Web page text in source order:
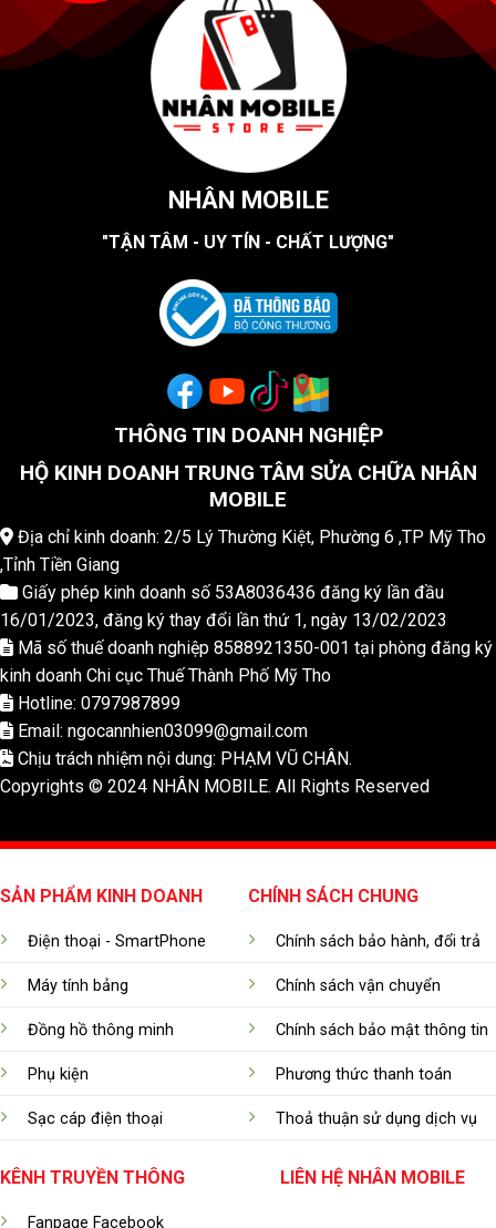
NHÂN MOBILE
"TẬN TÂM - UY TÍN - CHẤT LƯỢNG"
THÔNG TIN DOANH NGHIỆP
HỘ KINH DOANH TRUNG TÂM SỬA CHỮA NHÂN
MOBILE
Địa chỉ kinh doanh: 2/5 Lý Thường Kiệt, Phường 6 ,TP Mỹ Tho
,Tỉnh Tiền Giang
Giấy phép kinh doanh số 53A8036436 đăng ký lần đầu
16/01/2023, đăng ký thay đổi lần thứ 1, ngày 13/02/2023
Mã số thuế doanh nghiệp 8588921350-001 tại phòng đăng ký
kinh doanh Chi cục Thuế Thành Phố Mỹ Tho
Hotline: 0797987899
Email: ngocannhien03099@gmail.com
Chịu trách nhiệm nội dung: PHẠM VŨ CHÂN.
Copyrights © 2024 NHÂN MOBILE. All Rights Reserved
SẢN PHẨM KINH DOANH
Điện thoại - SmartPhone
Máy tính bảng
Đồng hồ thông minh
Phụ kiện
Sạc cáp điện thoại
CHÍNH SÁCH CHUNG
Chính sách bảo hành, đổi trả
Chính sách vận chuyển
Chính sách bảo mật thông tin
Phương thức thanh toán
Thoả thuận sử dụng dịch vụ
KÊNH TRUYỀN THÔNG
Fanpage Facebook
LIÊN HỆ NHÂN MOBILE